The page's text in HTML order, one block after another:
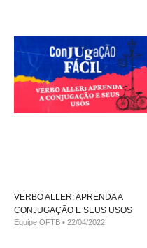
VERBO ALLER: APRENDA A
CONJUGAÇÃO E SEUS USOS
Equipe OFTB 22/04/2022